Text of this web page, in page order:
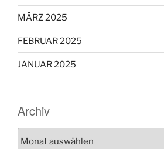
MÄRZ 2025
FEBRUAR 2025
JANUAR 2025
Archiv